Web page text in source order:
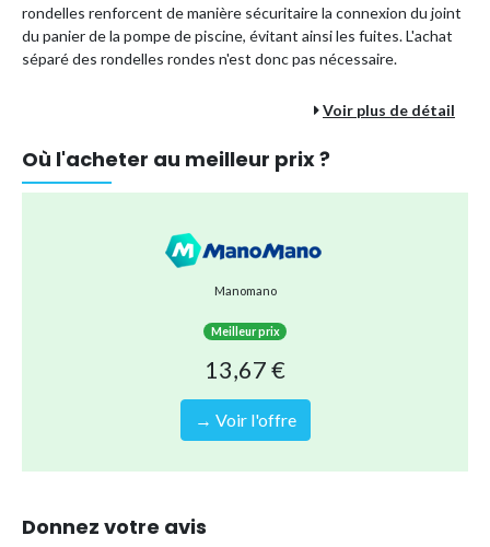
rondelles renforcent de manière sécuritaire la connexion du joint
du panier de la pompe de piscine, évitant ainsi les fuites. L'achat
séparé des rondelles rondes n'est donc pas nécessaire.
: Nos bouchons de vidange pour filtres de
présentent une surface lisse, un angle précis, et un filetage clair
pour une expérience de remplacement agréable et sans stress.
Une large gamme d'utilisations: Nos bouchons de pompe pour
les piscines et les baignoires. Ils sont compatibles avec plusieurs
types de pompes de drainage disponibles sur le marché. Le kit
complet pour remplacer les deux bouchons de vidange de vos
pompes Hayward est inclus.
Vous pouvez remplacer les bouchons d'admission de la
piscine si nécessaire. Cela répondra facilement à vos
besoins.
Type de produit
Autres accessoires et équipements
Voir plus de détail
Où l'acheter au meilleur prix ?
Manomano
Meilleur prix
13,67 €
→ Voir l'offre
Donnez votre avis